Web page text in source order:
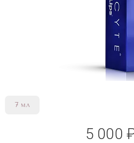
7 мл
5 000